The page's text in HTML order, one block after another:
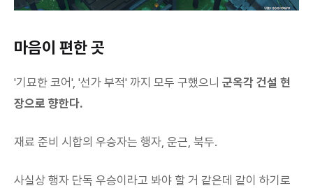
마음이 편한 곳
'기묘한 코어', '선가 부적' 까지 모두 구했으니 군옥각 건설 현
장으로 향한다.
재료 준비 시합의 우승자는 행자, 운근, 북두.
사실상 행자 단독 우승이라고 봐야 할 거 같은데 같이 하기로